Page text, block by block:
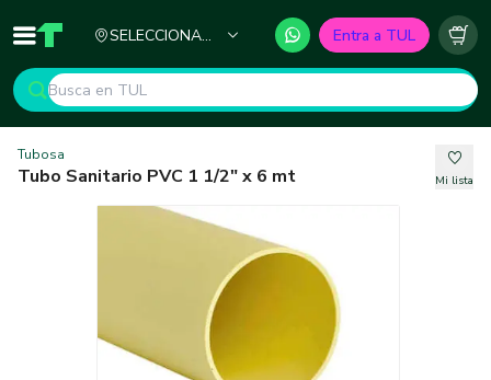
Inicio TUL - Tu Marketplace de Construcción
SELECCIONA
Entra a TUL
Tubosa
Tubo Sanitario PVC 1 1/2" x 6 mt Mi lista